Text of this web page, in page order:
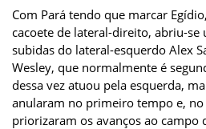
Com Pará tendo que marcar
cacoete de lateral-direito, abriu-se
subidas do lateral-esquerdo Alex
Wesley, que normalmente é
dessa vez atuou pela esquerda,
anularam no primeiro tempo e,
priorizaram os avanços ao campo